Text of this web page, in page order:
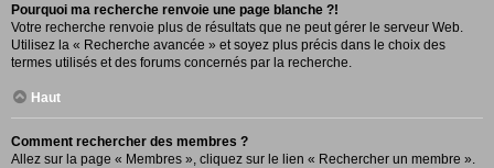
Pourquoi ma recherche renvoie une page blanche ?!
Votre recherche renvoie plus de résultats que ne peut gérer le serveur Web.
Utilisez la « Recherche avancée » et soyez plus précis dans le choix des
termes utilisés et des forums concernés par la recherche.
Haut
Comment rechercher des membres ?
Allez sur la page « Membres », cliquez sur le lien « Rechercher un membre ».